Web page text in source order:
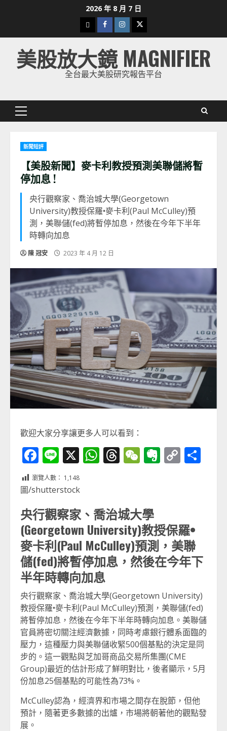
2026 年 8 月 7 日
下
載
美
股
Facebook
Instagram
Twitter
美股放大鏡 MAGNIFIER
全台最大美股研究報告平台
Primary
新聞短評
【美股新聞】麥卡利教授預測美聯儲將暫
停加息 !
央行觀察家、喬治城大學(Georgetown
University)教授保羅•麥卡利(Paul McCulley)預
測，美聯儲(fed)將暫停加息，然後在今年下半年
時轉向加息
陳 冠安 2023 年 4 月 12 日
歡迎大家分享讓更多人可以看到：
Facebook
Line
X WhatsApp
Threads
WeChat
Evernote
Copy
瀏覽人數： 1,148
圖/shutterstock
央行觀察家、喬治城大學
(Georgetown University)教授保羅•
麥卡利(Paul McCulley)預測，美聯
儲(fed)將暫停加息，然後在今年下
半年時轉向加息
央行觀察家、喬治城大學(Georgetown University)
教授保羅•麥卡利(Paul McCulley)預測，美聯儲(fed)
將暫停加息，然後在今年下半年時轉向加息。美聯儲
官員將密切關注經濟數據，同時考慮銀行體系面臨的
壓力，這種壓力與美聯儲收緊500個基點的決定是同
步的。這一觀點與芝加哥商品交易所集團(CME
Group)最近的估計形成了鮮明對比，後者顯示，5月
份加息25個基點的可能性為73%。
McCulley認為，經濟界和市場之間存在脫節，但他
預計，隨著更多數據的出爐，市場將朝著他的觀點發
展。